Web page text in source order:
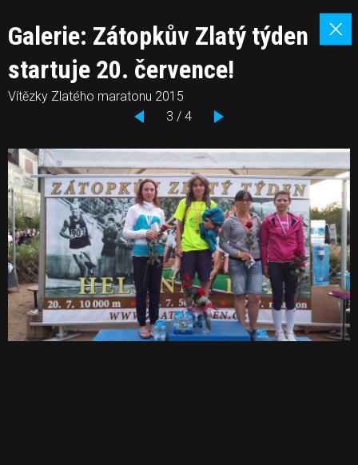
Galerie: Zátopkův Zlatý týden
startuje 20. července!
Vítězky Zlatého maratonu 2015
3 / 4